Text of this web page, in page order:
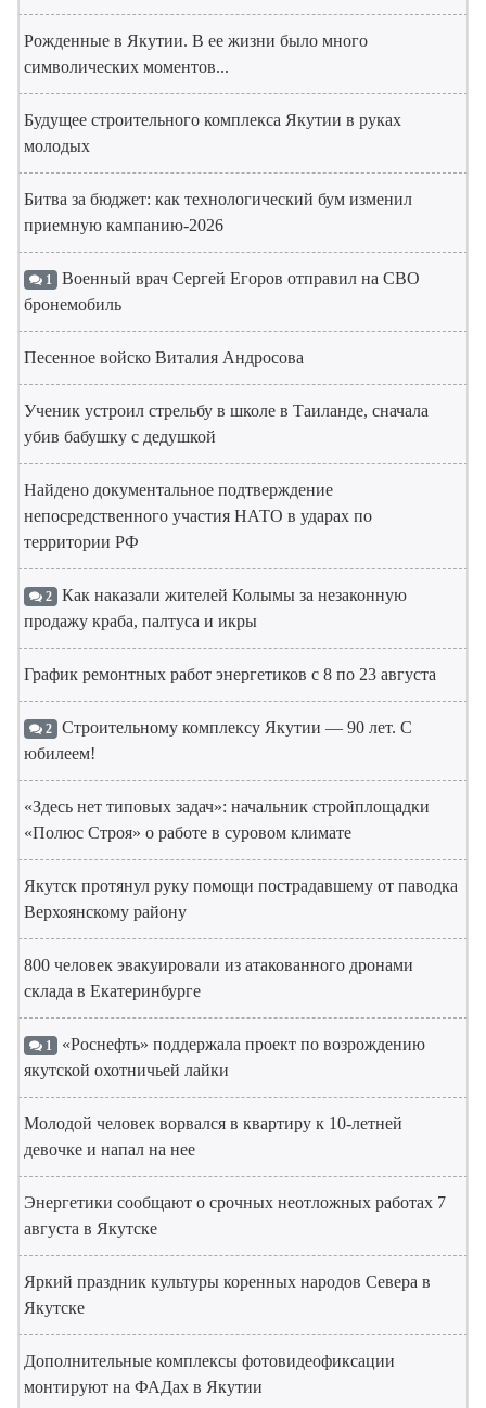
Рожденные в Якутии. В ее жизни было много
символических моментов...
Будущее строительного комплекса Якутии в руках
молодых
Битва за бюджет: как технологический бум изменил
приемную кампанию-2026
1 Военный врач Сергей Егоров отправил на СВО
бронемобиль
Песенное войско Виталия Андросова
Ученик устроил стрельбу в школе в Таиланде, сначала
убив бабушку с дедушкой
Найдено документальное подтверждение
непосредственного участия НАТО в ударах по
территории РФ
2 Как наказали жителей Колымы за незаконную
продажу краба, палтуса и икры
График ремонтных работ энергетиков с 8 по 23 августа
2 Строительному комплексу Якутии — 90 лет. С
юбилеем!
«Здесь нет типовых задач»: начальник стройплощадки
«Полюс Строя» о работе в суровом климате
Якутск протянул руку помощи пострадавшему от паводка
Верхоянскому району
800 человек эвакуировали из атакованного дронами
склада в Екатеринбурге
1 «Роснефть» поддержала проект по возрождению
якутской охотничьей лайки
Молодой человек ворвался в квартиру к 10-летней
девочке и напал на нее
Энергетики сообщают о срочных неотложных работах 7
августа в Якутске
Яркий праздник культуры коренных народов Севера в
Якутске
Дополнительные комплексы фотовидеофиксации
монтируют на ФАДах в Якутии